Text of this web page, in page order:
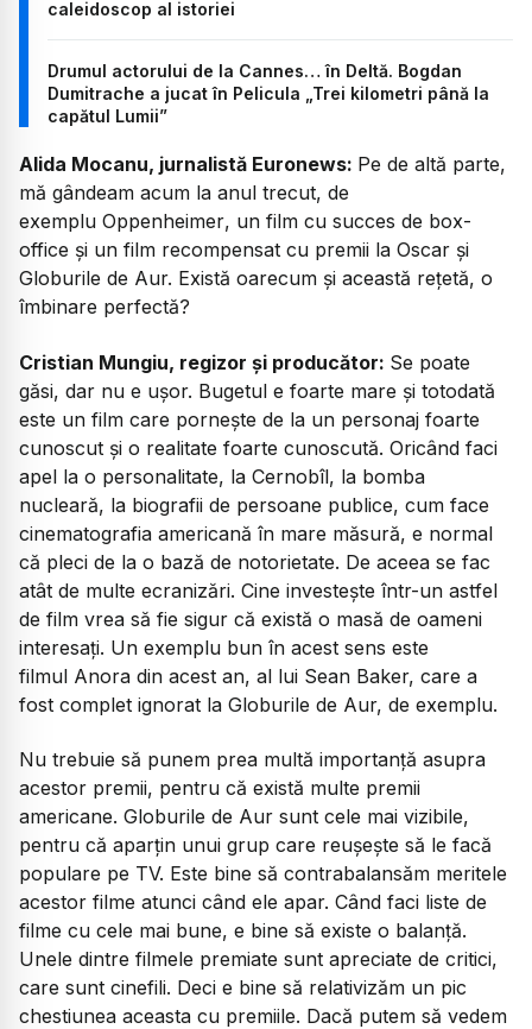
caleidoscop al istoriei
Drumul actorului de la Cannes… în Deltă. Bogdan
Dumitrache a jucat în Pelicula „Trei kilometri până la
capătul Lumii”
Alida Mocanu, jurnalistă Euronews: Pe de altă parte,
mă gândeam acum la anul trecut, de
exemplu Oppenheimer, un film cu succes de box-
office și un film recompensat cu premii la Oscar și
Globurile de Aur. Există oarecum și această rețetă, o
îmbinare perfectă?
Cristian Mungiu, regizor și producător: Se poate
găsi, dar nu e ușor. Bugetul e foarte mare și totodată
este un film care pornește de la un personaj foarte
cunoscut și o realitate foarte cunoscută. Oricând faci
apel la o personalitate, la Cernobîl, la bomba
nucleară, la biografii de persoane publice, cum face
cinematografia americană în mare măsură, e normal
că pleci de la o bază de notorietate. De aceea se fac
atât de multe ecranizări. Cine investește într-un astfel
de film vrea să fie sigur că există o masă de oameni
interesați. Un exemplu bun în acest sens este
filmul Anora din acest an, al lui Sean Baker, care a
fost complet ignorat la Globurile de Aur, de exemplu.
Nu trebuie să punem prea multă importanță asupra
acestor premii, pentru că există multe premii
americane. Globurile de Aur sunt cele mai vizibile,
pentru că aparțin unui grup care reușește să le facă
populare pe TV. Este bine să contrabalansăm meritele
acestor filme atunci când ele apar. Când faci liste de
filme cu cele mai bune, e bine să existe o balanță.
Unele dintre filmele premiate sunt apreciate de critici,
care sunt cinefili. Deci e bine să relativizăm un pic
chestiunea aceasta cu premiile. Dacă putem să vedem